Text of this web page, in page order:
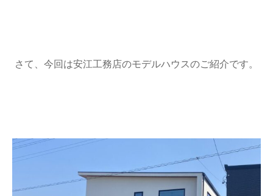
さて、今回は安江工務店のモデルハウスのご紹介です。